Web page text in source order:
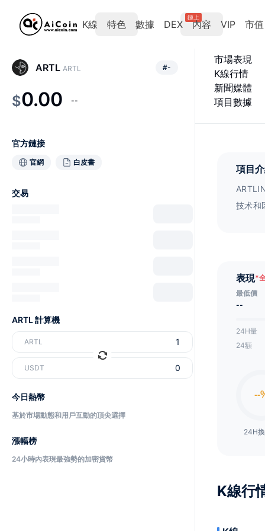
K線 特色 數據 DEX
鏈上
內容 VIP 市值
市場表現
K線行情
新聞媒體
項目數據
項目
技术和
表現*
最低價
--
24H量
24額
24H
K線行
ARTL ARTL #-
$0.00 --
官方鏈接
官網 白皮書
交易
ARTL 計算機
ARTL
USDT
今日熱幣
基於市場動態和用戶互動的頂尖選擇
漲幅榜
24小時內表現最強勢的加密貨幣